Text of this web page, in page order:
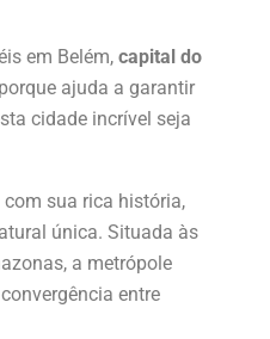
em Belém, capital do
ajuda a garantir
cidade incrível seja
com sua rica história,
única. Situada às
a metrópole
entre